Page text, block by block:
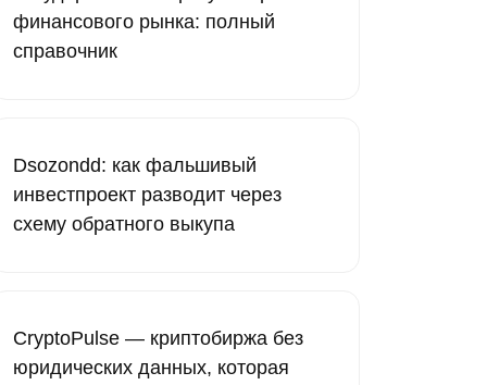
финансового рынка: полный
справочник
Dsozondd: как фальшивый
инвестпроект разводит через
схему обратного выкупа
CryptoPulse — криптобиржа без
юридических данных, которая